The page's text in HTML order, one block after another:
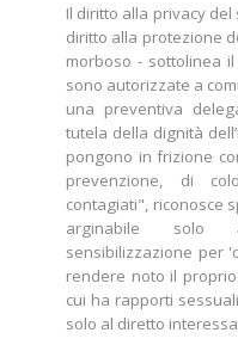
Il diritto alla privacy
diritto alla protezione
morboso - sottolinea
sono autorizzate a
una preventiva
tutela della dignità
pongono in frizione
prevenzione, di
contagiati", riconosce
arginabile solo
sensibilizzazione per
rendere noto il
cui ha rapporti
solo al diretto